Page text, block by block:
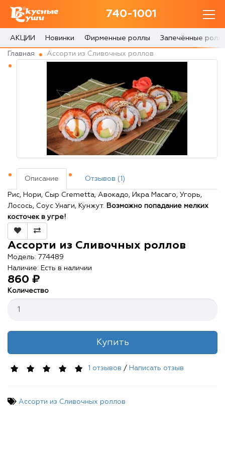
740-1001
740-1001
с 10:00 до 22:30
0 товаров
Главная
О доставке
Войти
ЗАГРУЗИТЕ НА
АКЦИИ Новинки Фирменные роллы Запечённые
Главная Ассорти из Сливочных роллов
Описание Отзывов (1)
Рис, Нори, Сыр Cremetta, Авокадо, Икра Масаго, Угорь,
Лосось, Соус Унаги, Кунжут. Возможно попадание мелких
косточек в угре!
Ассорти из Сливочных роллов
Модель: 774489
Наличие: Есть в наличии
860 ₽
Количество
Купить
1 отзывов / Написать отзыв
Ассорти из Сливочных роллов